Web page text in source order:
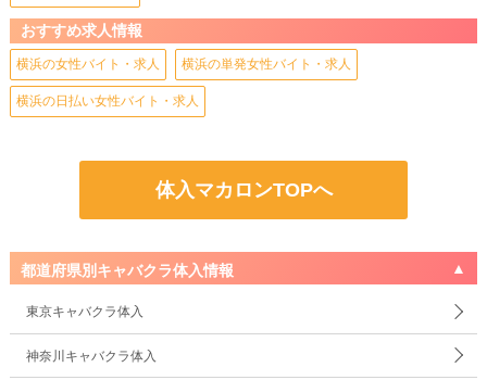
おすすめ求人情報
横浜の女性バイト・求人 横浜の単発女性バイト・求人
横浜の日払い女性バイト・求人
体入マカロンTOPへ
都道府県別キャバクラ体入情報
東京キャバクラ体入
神奈川キャバクラ体入